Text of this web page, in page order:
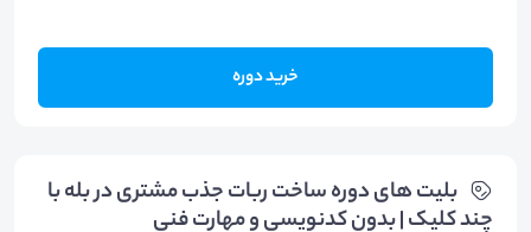
خرید دوره
بلیت های دوره ساخت ربات جذب مشتری در بله با
چند کلیک | بدون کدنویسی و مهارت فنی